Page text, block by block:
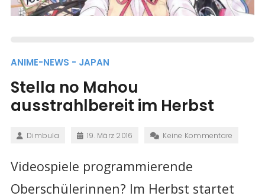
ANIME-NEWS - JAPAN
Stella no Mahou
ausstrahlbereit im Herbst
Dimbula 19. März 2016 Keine Kommentare
Videospiele programmierende
Oberschülerinnen? Im Herbst startet